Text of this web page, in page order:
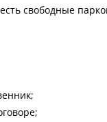
свободные